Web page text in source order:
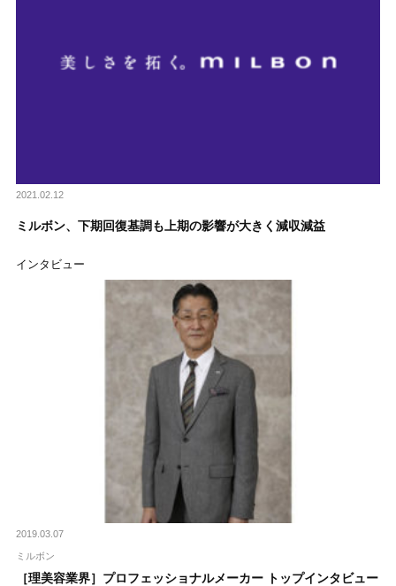
2021.02.12
ミルボン、下期回復基調も上期の影響が大きく減収減益
インタビュー
2019.03.07
ミルボン
［理美容業界］プロフェッショナルメーカー トップインタビュー